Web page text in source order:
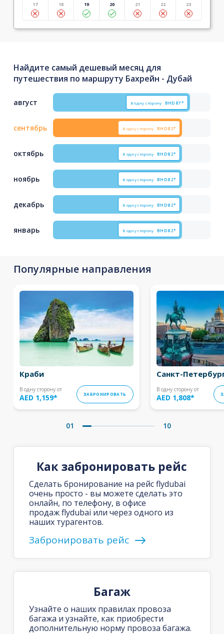
17 18 19 20 21 22 23
Найдите самый дешевый месяц для
путешествия по маршруту Бахрейн - Дубай
август В одну сторону BHD 87*
сентябрь В одну сторону BHD 82*
октябрь В одну сторону BHD 82*
ноябрь В одну сторону BHD 82*
декабрь В одну сторону BHD 82*
январь В одну сторону BHD 82*
Популярные направления
Краби
В одну сторону от
AED 1,159* ЗАБРОНИРОВАТЬ
Санкт-
В одну сторону от
AED 1,808*
01 10
Как забронировать рейс
Сделать бронирование на рейс flydubai
очень просто - вы можете сделать это
онлайн, по телефону, в офисе
продаж flydubai или через одного из
наших турагентов.
Забронировать рейс
Багаж
Узнайте о наших правилах провоза
багажа и узнайте, как приобрести
дополнительную норму провоза багажа.